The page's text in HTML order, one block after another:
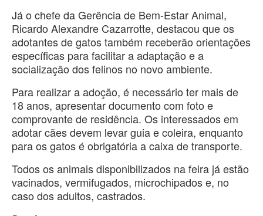
Já o chefe da Gerência de Bem-Estar Animal,
Ricardo Alexandre Cazarrotte, destacou que os
adotantes de gatos também receberão orientações
específicas para facilitar a adaptação e a
socialização dos felinos no novo ambiente.
Para realizar a adoção, é necessário ter mais de
18 anos, apresentar documento com foto e
comprovante de residência. Os interessados em
adotar cães devem levar guia e coleira, enquanto
para os gatos é obrigatória a caixa de transporte.
Todos os animais disponibilizados na feira já estão
vacinados, vermifugados, microchipados e, no
caso dos adultos, castrados.